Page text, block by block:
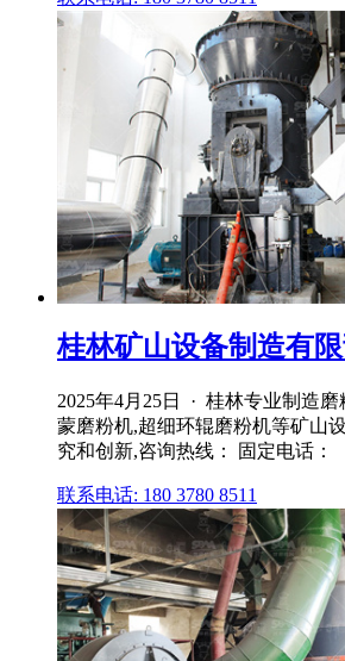
桂林矿山设备制造有
2025年4月25日 · 桂林专业制造
蒙磨粉机,超细环辊磨粉机等矿山
究和创新,咨询热线： 固定电话：
联系电话: 180 3780 8511